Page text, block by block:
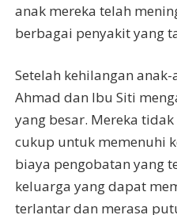
anak mereka telah
berbagai penyakit yang
Setelah kehilangan
Ahmad dan Ibu Siti
yang besar. Mereka
cukup untuk memenuhi
biaya pengobatan yang
keluarga yang dapat
terlantar dan merasa